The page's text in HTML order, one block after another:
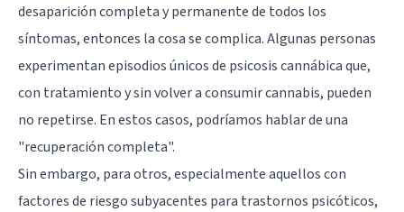
desaparición completa y permanente de todos los
síntomas, entonces la cosa se complica. Algunas personas
experimentan episodios únicos de psicosis cannábica que,
con tratamiento y sin volver a consumir cannabis, pueden
no repetirse. En estos casos, podríamos hablar de una
"recuperación completa".
Sin embargo, para otros, especialmente aquellos con
factores de riesgo subyacentes para trastornos psicóticos,